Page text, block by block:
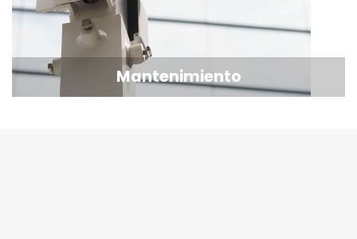
Mantenimiento